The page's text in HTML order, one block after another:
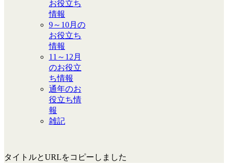
お役立ち
情報
9～10月の
お役立ち
情報
11～12月
のお役立
ち情報
通年のお
役立ち情
報
雑記
タイトルとURLをコピーしました